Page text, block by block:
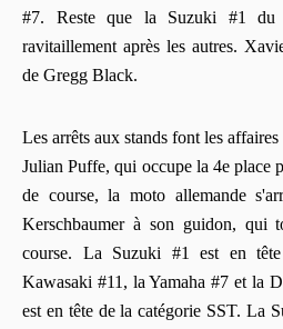
#7. Reste que la Suzuki #1 du
ravitaillement après les autres.
de Gregg Black.
Les arrêts aux stands font les
Julian Puffe, qui occupe la 4e place
de course, la moto allemande
Kerschbaumer à son guidon, qui
course. La Suzuki #1 est en
Kawasaki #11, la Yamaha #7 et la
est en tête de la catégorie SST. La